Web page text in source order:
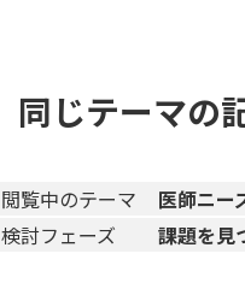
同じテーマの
閲覧中のテーマ
医師ニー
検討フェーズ
課題を見